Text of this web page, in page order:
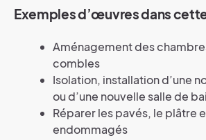
Exemples d’œuvres dans
Aménagement des
combles
Isolation, installation d’une
ou d’une nouvelle salle de
Réparer les pavés, le plâtre
endommagés